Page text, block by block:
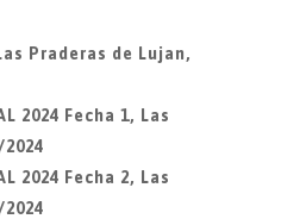
Praderas de Lujan,
2024 Fecha 1, Las
2024 Fecha 2, Las